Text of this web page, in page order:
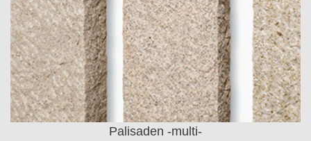
Palisaden -multi-